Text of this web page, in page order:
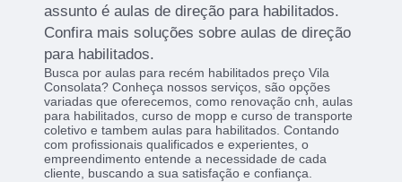
assunto é aulas de direção para habilitados.
Confira mais soluções sobre aulas de direção
para habilitados.
Busca por aulas para recém habilitados preço Vila
Consolata? Conheça nossos serviços, são opções
variadas que oferecemos, como renovação cnh, aulas
para habilitados, curso de mopp e curso de transporte
coletivo e tambem aulas para habilitados. Contando
com profissionais qualificados e experientes, o
empreendimento entende a necessidade de cada
cliente, buscando a sua satisfação e confiança.